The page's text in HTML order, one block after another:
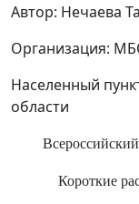
Автор: Нечаева
Организация:
Населенный
области
Короткие